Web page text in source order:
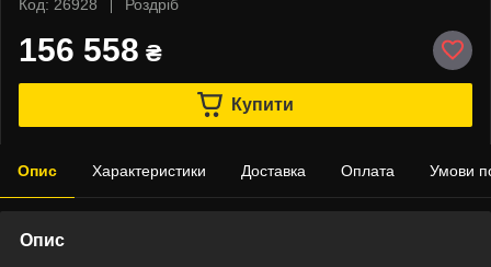
Код: 26928
Роздріб
156 558 ₴
Купити
Опис Характеристики Доставка Оплата Умови
Опис